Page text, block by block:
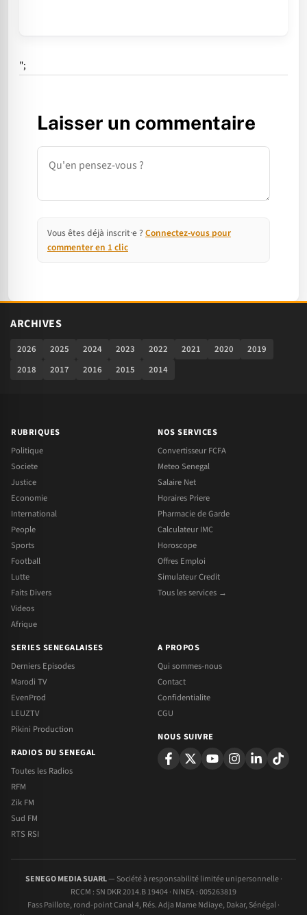
";
Laisser un commentaire
Commentaire
Vous êtes déjà inscrit·e ? Connectez-vous pour
commenter en 1 clic
ARCHIVES
2026 2025 2024 2023 2022 2021 2020
2019
2018
2017 2016 2015 2014
RUBRIQUES
Politique
Societe
Justice
Economie
International
People
Sports
Football
Lutte
Faits Divers
Videos
Afrique
NOS SERVICES
Convertisseur FCFA
Meteo Senegal
Salaire Net
Horaires Priere
Pharmacie de Garde
Calculateur IMC
Horoscope
Offres Emploi
Simulateur Credit
Tous les services →
SERIES SENEGALAISES
Derniers Episodes
Marodi TV
EvenProd
LEUZTV
Pikini Production
RADIOS DU SENEGAL
Toutes les Radios
RFM
Zik FM
Sud FM
RTS RSI
A PROPOS
Qui sommes-nous
Contact
Confidentialite
CGU
NOUS SUIVRE
SENEGO MEDIA SUARL— Société à responsabilité limitée unipersonnelle ·
RCCM : SN DKR 2014.B 19404 · NINEA : 005263819
Fass Paillote, rond-point Canal 4, Rés. Adja Mame Ndiaye, Dakar, Sénégal ·